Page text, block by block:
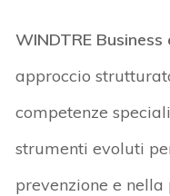
WINDTRE Business
approccio
competenze
strumenti evoluti
prevenzione e